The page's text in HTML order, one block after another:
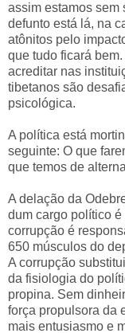
assim estamos sem
defunto está lá, na
atônitos pelo
que tudo ficará
acreditar nas
tibetanos são
psicológica.
A política está
seguinte: O que
que temos de
A delação da
dum cargo político
corrupção é
650 músculos do
A corrupção
da fisiologia do
propina. Sem
força propulsora da
mais entusiasmo e